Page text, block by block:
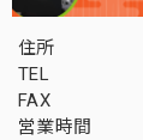
住所
TEL
FAX
営業時間